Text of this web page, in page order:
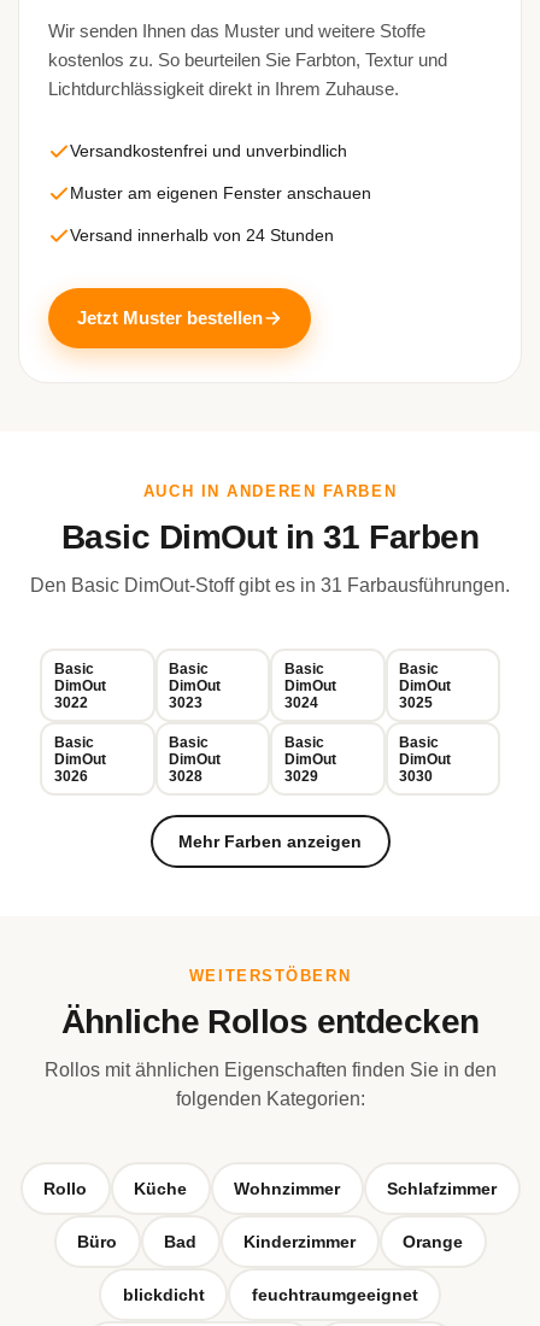
Wir senden Ihnen das Muster und weitere Stoffe
kostenlos zu. So beurteilen Sie Farbton, Textur und
Lichtdurchlässigkeit direkt in Ihrem Zuhause.
Versandkostenfrei und unverbindlich
Muster am eigenen Fenster anschauen
Versand innerhalb von 24 Stunden
Jetzt Muster bestellen
AUCH IN ANDEREN FARBEN
Basic DimOut in 31 Farben
Den Basic DimOut-Stoff gibt es in 31 Farbausführungen.
Basic
DimOut
3022
Basic
DimOut
3023
Basic
DimOut
3024
Basic
DimOut
3025
Basic
DimOut
3026
Basic
DimOut
3028
Basic
DimOut
3029
Basic
DimOut
3030
Mehr Farben anzeigen
WEITERSTÖBERN
Ähnliche Rollos entdecken
Rollos mit ähnlichen Eigenschaften finden Sie in den
folgenden Kategorien:
Rollo Küche Wohnzimmer Schlafzimmer
Büro Bad Kinderzimmer Orange
blickdicht feuchtraumgeeignet